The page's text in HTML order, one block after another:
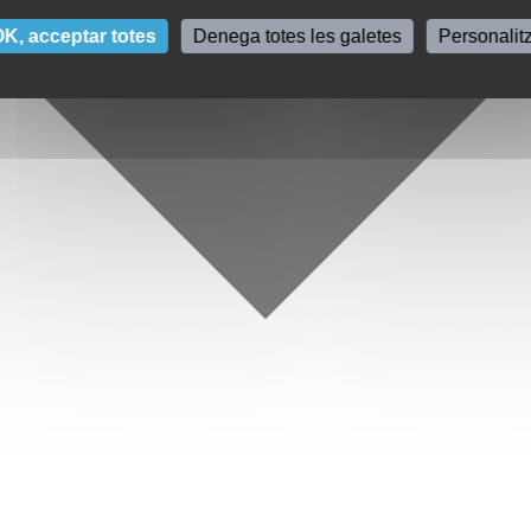
acceptar totes Denega totes les galetes